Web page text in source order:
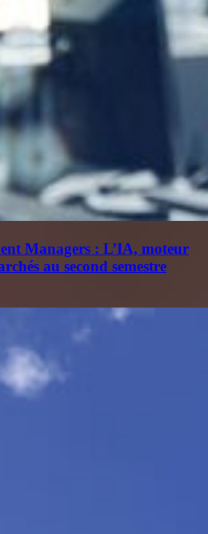
Managers : L’IA, moteur
au second semestre